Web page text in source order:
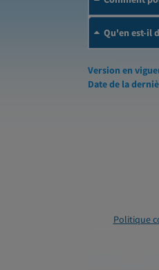
Qu'en est-il
Version en
Date de la
Politique